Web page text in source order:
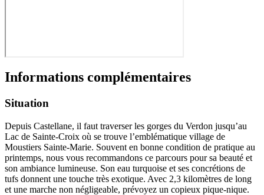
Informations complémentaires
Situation
Depuis Castellane, il faut traverser les gorges du Verdon jusqu’au
Lac de Sainte-Croix où se trouve l’emblématique village de
Moustiers Sainte-Marie. Souvent en bonne condition de pratique au
printemps, nous vous recommandons ce parcours pour sa beauté et
son ambiance lumineuse. Son eau turquoise et ses concrétions de
tufs donnent une touche très exotique. Avec 2,3 kilomètres de long
et une marche non négligeable, prévoyez un copieux pique-nique.